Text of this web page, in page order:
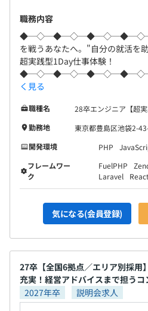
ジョインしてから何をしたかと
価していきます。
部署名：システム開発部
社員数：正社員数50名
特徴：当社の提供サービスを始
リティなどを担当しているエン
開発商材：主に下記3つになり
・『e-オーダー』：医薬品の在
こなう自動発注システム
・『みんなのお薬箱』：デッド
出品・落札がおこなえるマー
・『HOSPITAL SUPPORT』：
に対応したシステム
など
職務内容
を戦うあなたへ。"自分の就活を
超実践型1Day仕事体験！
く見る
職種名
28卒エンジニア【超
勤務地
東京都豊島区池袋2-
開発環境
PHP
フレームワー
ク
FuelPHP
Laravel
React
気になる(会員登録)
27卒【全国6拠点／エリア別採
充実！経営アドバイスまで担う
2027年卒
説明会求人